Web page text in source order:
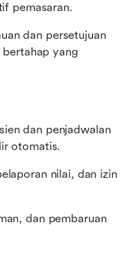
pemasaran.
dan persetujuan
yang
dan penjadwalan
otomatis.
nilai, dan izin
dan pembaruan